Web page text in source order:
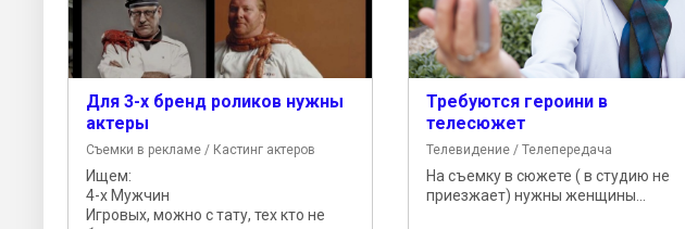
Для 3-х бренд роликов нужны
актеры
Съемки в рекламе / Кастинг актеров
Ищем:
4-х Мужчин
Игровых, можно с тату, тех кто не
Требуются героини в
телесюжет
Телевидение / Телепередача
На съемку в сюжете ( в студию не
приезжает) нужны женщины...